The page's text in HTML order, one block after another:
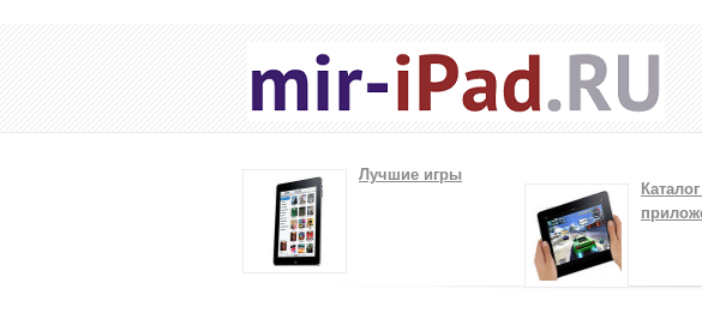
Лучшие игры